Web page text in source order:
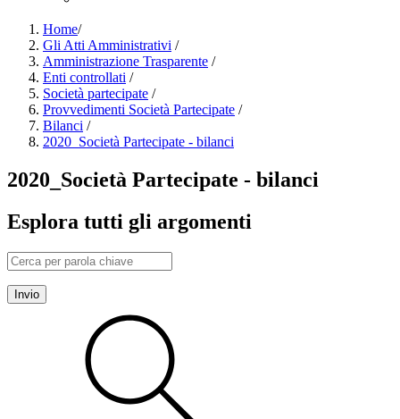
Home/
Gli Atti Amministrativi /
Amministrazione Trasparente /
Enti controllati /
Società partecipate /
Provvedimenti Società Partecipate /
Bilanci /
2020_Società Partecipate - bilanci
2020_Società Partecipate - bilanci
Esplora tutti gli argomenti
Invio